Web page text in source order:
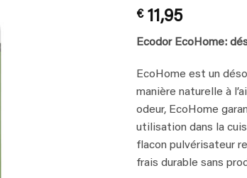
out of 5
based on
customer
rating
€11,95
Ecodor EcoHome:
EcoHome est un
manière naturelle à
odeur, EcoHome
utilisation dans la
flacon pulvérisateur
frais durable sans